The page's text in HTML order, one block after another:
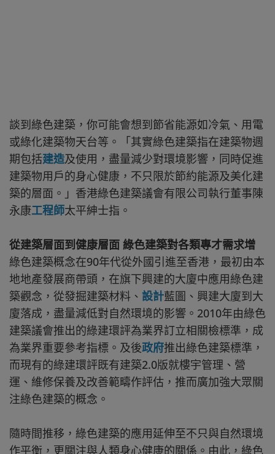
談到綠色建築，你可能會想到節省能源如冷氣、用電
或綠化建築物天台等。「其實綠色建築指在建築物週
期包括建造及使用，盡量減少對環境影響，同時促進
建築物用戶的身心健康，不只限於節約能源及美化建
築的層面。」香港綠色建築議會有限公司執行董事陳
永康工程師太平紳士指。
從建築層面到健康層面 綠色建築對各類專才需求增
綠色建築概念在90年代從外國引進至香港，最初由本
地地產發展商帶頭，在旗下興建的大廈中應用綠色建
築觀念，從發掘建築材料、 設計藍圖、興建大廈到大
廈落成，盡量減低對自然環境的影響。2010年由綠色
建築議會推出的綠建環評為業界訂立相關檢標準，成
為業界重要參考指標。及後政府推出綠色建築標準，
而現有的綠建環評既有建築2.0版就樓宇管理、營
運、維修保養及改善範疇作評估，推而廣加強大眾關
注綠色建築的概念。
隨時間推移，綠色建築的應用延伸至不只與自然環境
作平衡，更關注與人類身心健康的關係。由此，綠色